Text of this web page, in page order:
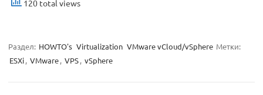
120 total views
Раздел: HOWTO's Virtualization VMware vCloud/vSphere Метки:
ESXi, VMware, VPS, vSphere